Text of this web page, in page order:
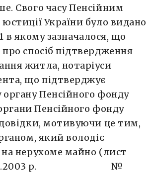
Свого часу Пенсійним
України було видано
в якому зазначалося, що
спосіб підтвердження
житла, нотаріуси
що підтверджує
Пенсійного фонду
Пенсійного фонду
мотивуючи це тим,
який володіє
нерухоме майно (лист
19.11.2003 р. №